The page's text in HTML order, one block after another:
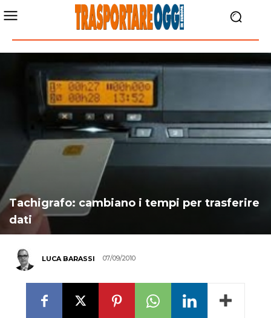
Tachigrafo: cambiano i tempi per trasferire
dati
LUCA BARASSI 07/09/2010